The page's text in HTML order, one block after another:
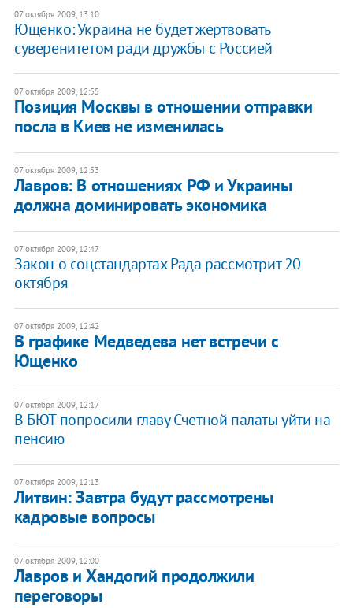
07 октября 2009, 13:10
Ющенко: Украина не будет жертвовать
суверенитетом ради дружбы с Россией
07 октября 2009, 12:55
Позиция Москвы в отношении отправки
посла в Киев не изменилась
07 октября 2009, 12:53
Лавров: В отношениях РФ и Украины
должна доминировать экономика
07 октября 2009, 12:47
Закон о соцстандартах Рада рассмотрит 20
октября
07 октября 2009, 12:42
В графике Медведева нет встречи с
Ющенко
07 октября 2009, 12:17
В БЮТ попросили главу Счетной палаты уйти на
пенсию
07 октября 2009, 12:13
Литвин: Завтра будут рассмотрены
кадровые вопросы
07 октября 2009, 12:00
Лавров и Хандогий продолжили
переговоры